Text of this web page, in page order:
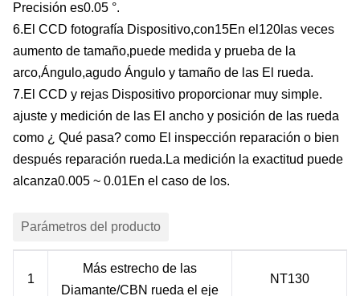
Precisión es0.05 °.
6.El CCD fotografía Dispositivo,con15En el 120 las veces
aumento de tamaño,puede medida y prueba de la
arco,Ángulo,agudo Ángulo y tamaño de las El rueda.
7.El CCD y rejas Dispositivo proporcionar muy simple.
ajuste y medición de las El ancho y posición de las rueda
como ¿ Qué pasa? como El inspección reparación o bien
después reparación rueda. La medición la exactitud puede
alcanza0.005 ~ 0.01En el caso de los.
Parámetros del producto
1
Más estrecho de las
Diamante/CBN rueda el eje
NT130